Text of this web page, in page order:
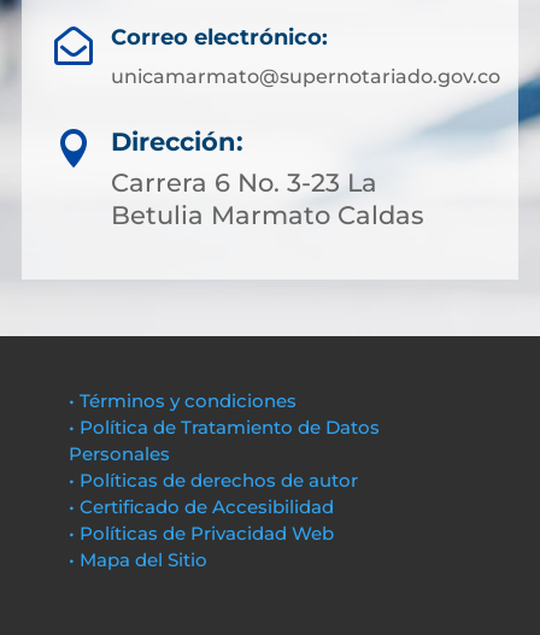
 Correo electrónico:
unicamarmato@supernotariado.gov.co

Dirección:
Carrera 6 No. 3-23 La
Betulia Marmato Caldas
• Términos y condiciones
• Política de Tratamiento de Datos
Personales
• Políticas de derechos de autor
• Certificado de Accesibilidad
• Políticas de Privacidad Web
• Mapa del Sitio